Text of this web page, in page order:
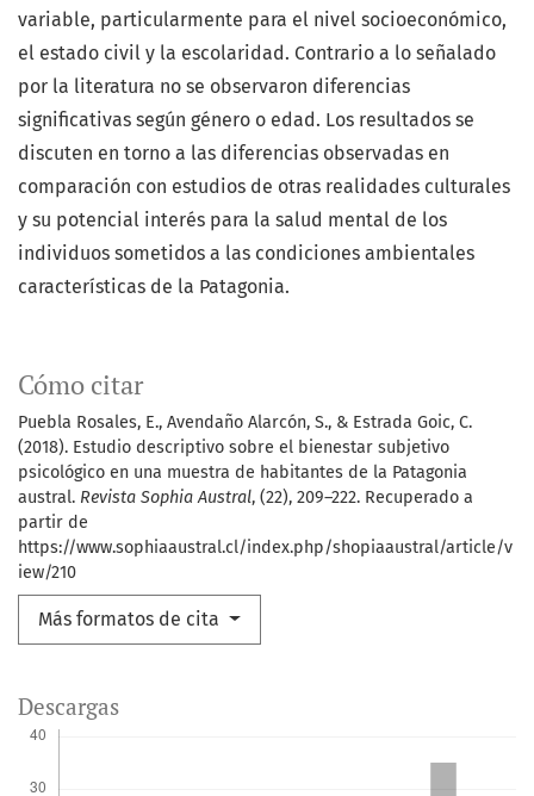
Cómo citar
Puebla Rosales, E., Avendaño Alarcón, S., & Estrada Goic, C.
(2018). Estudio descriptivo sobre el bienestar subjetivo
psicológico en una muestra de habitantes de la Patagonia
austral. Revista Sophia Austral, (22), 209–222. Recuperado a
partir de
https://www.sophiaaustral.cl/index.php/shopiaaustral/article/v
iew/210
Más formatos de cita
variable, particularmente para el nivel socioeconómico,
el estado civil y la escolaridad. Contrario a lo señalado
por la literatura no se observaron diferencias
significativas según género o edad. Los resultados se
discuten en torno a las diferencias observadas en
comparación con estudios de otras realidades culturales
y su potencial interés para la salud mental de los
individuos sometidos a las condiciones ambientales
características de la Patagonia.
Descargas